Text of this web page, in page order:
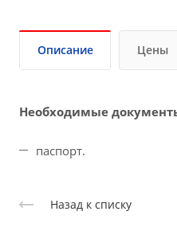
Описание Цены
Необходимые
паспорт.
Назад к списку